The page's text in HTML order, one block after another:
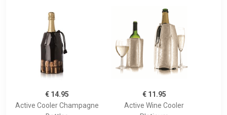
€ 14.95
Active Cooler Champagne
€ 11.95
Active Wine Cooler